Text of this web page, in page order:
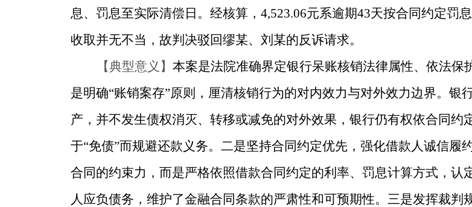
息、罚息至实际清偿日。经核算，4,523.06元系逾期43天按合同约定罚
收取并无不当，故判决驳回缪某、刘某的反诉请求。
【典型意义】 本案是法院准确界定银行呆账核销法律属性、依法
是明确“账销案存”原则，厘清核销行为的对内效力与对外效力边界。银
产，并不发生债权消灭、转移或减免的对外效果，银行仍有权依合同约
于“免债”而规避还款义务。二是坚持合同约定优先，强化借款人诚信履
合同的约束力，而是严格依照借款合同约定的利率、罚息计算方式，
人应负债务，维护了金融合同条款的严肃性和可预期性。三是发挥裁